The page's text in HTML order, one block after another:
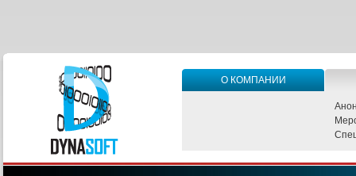
О КОМПАНИИ